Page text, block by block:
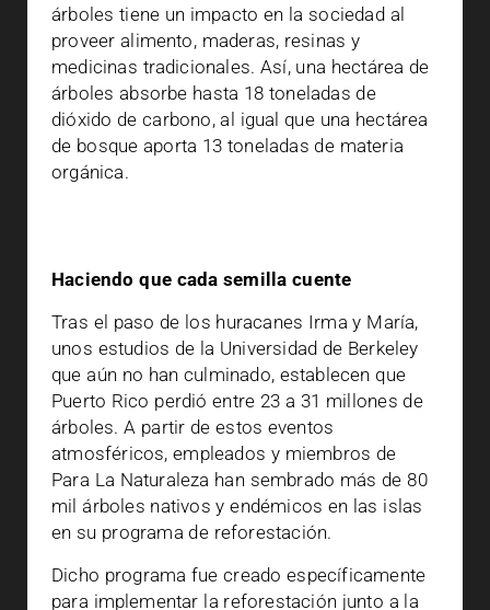
árboles tiene un impacto en la sociedad al
proveer alimento, maderas, resinas y
medicinas tradicionales. Así, una hectárea de
árboles absorbe hasta 18 toneladas de
dióxido de carbono, al igual que una hectárea
de bosque aporta 13 toneladas de materia
orgánica.
Haciendo que cada semilla cuente
Tras el paso de los huracanes Irma y María,
unos estudios de la Universidad de Berkeley
que aún no han culminado, establecen que
Puerto Rico perdió entre 23 a 31 millones de
árboles. A partir de estos eventos
atmosféricos, empleados y miembros de
Para La Naturaleza han sembrado más de 80
mil árboles nativos y endémicos en las islas
en su programa de reforestación.
Dicho programa fue creado específicamente
para implementar la reforestación junto a la